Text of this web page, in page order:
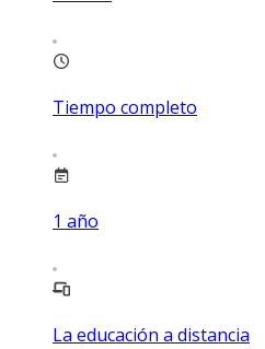
Tiempo completo
1 año
La educación a distancia